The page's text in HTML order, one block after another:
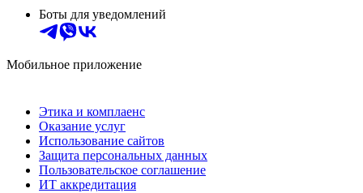
Боты для уведомлений
Мобильное приложение
Этика и комплаенс
Оказание услуг
Использование сайтов
Защита персональных данных
Пользовательское соглашение
ИТ аккредитация